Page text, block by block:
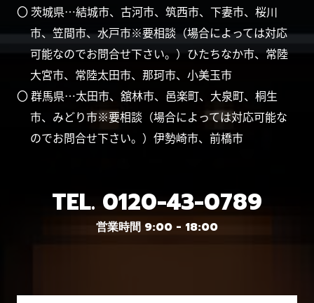
〇 茨城県…結城市、古河市、筑西市、下妻市、桜川
市、笠間市、水戸市※要相談（場合によっては対応
可能なのでお問合せ下さい。）ひたちなか市、常陸
大宮市、常陸太田市、那珂市、小美玉市
〇 群馬県…太田市、舘林市、邑楽町、大泉町、桐生
市、みどり市※要相談（場合によっては対応可能な
のでお問合せ下さい。）伊勢崎市、前橋市
TEL. 0120-43-0789
営業時間 9:00 - 18:00